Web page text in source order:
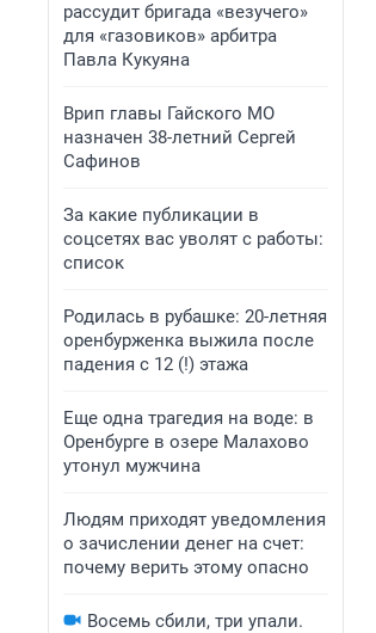
рассудит бригада «везучего»
для «газовиков» арбитра
Павла Кукуяна
Врип главы Гайского МО
назначен 38-летний Сергей
Сафинов
За какие публикации в
соцсетях вас уволят с работы:
список
Родилась в рубашке: 20-летняя
оренбурженка выжила после
падения с 12 (!) этажа
Еще одна трагедия на воде: в
Оренбурге в озере Малахово
утонул мужчина
Людям приходят уведомления
о зачислении денег на счет:
почему верить этому опасно
Восемь сбили, три упали.